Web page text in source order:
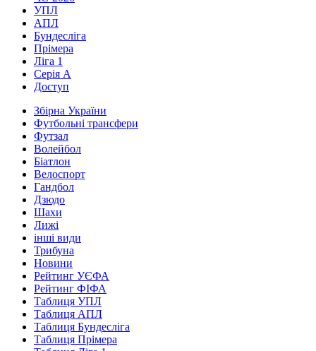
УПЛ
АПЛ
Бундесліга
Прімера
Ліга 1
Серія А
Доступ
Збірна України
Футбольні трансфери
Футзал
Волейбол
Біатлон
Велоспорт
Гандбол
Дзюдо
Шахи
Лижі
інші види
Трибуна
Новини
Рейтинг УЄФА
Рейтинг ФІФА
Таблиця УПЛ
Таблиця АПЛ
Таблиця Бундесліга
Таблиця Прімера